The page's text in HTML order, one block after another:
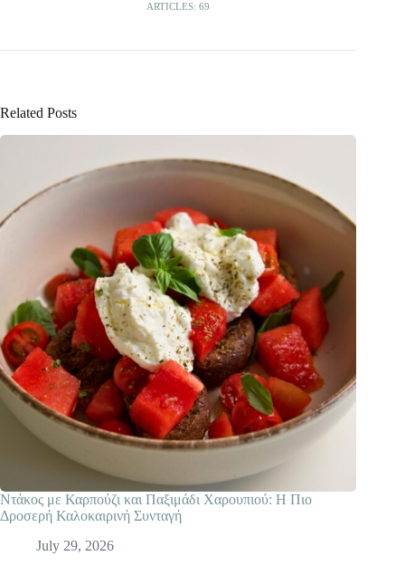
ARTICLES: 69
Related Posts
Ντάκος με Καρπούζι και Παξιμάδι Χαρουπιού: Η Πιο
Δροσερή Καλοκαιρινή Συνταγή
July 29, 2026